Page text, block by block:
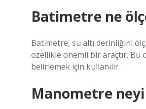
Batimetre ne
Batimetre, su altı derinliğini
özellikle önemli bir araçtır.
belirlemek için kullanılır.
Manometre